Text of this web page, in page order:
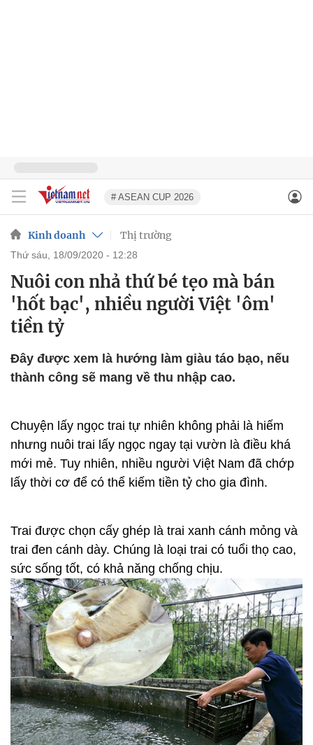
# ASEAN CUP 2026
Kinh doanh Thị trường
thứ sáu, 18/09/2020 - 12:28
Nuôi con nhả thứ bé tẹo mà bán
'hốt bạc', nhiều người Việt 'ôm'
tiền tỷ
Đây được xem là hướng làm giàu táo bạo, nếu
thành công sẽ mang về thu nhập cao.
Chuyện lấy ngọc trai tự nhiên không phải là hiếm
nhưng nuôi trai lấy ngọc ngay tại vườn là điều khá
mới mẻ. Tuy nhiên, nhiều người Việt Nam đã chớp
lấy thời cơ để có thể kiếm tiền tỷ cho gia đình.
Trai được chọn cấy ghép là trai xanh cánh mỏng và
trai đen cánh dày. Chúng là loại trai có tuổi thọ cao,
sức sống tốt, có khả năng chống chịu.